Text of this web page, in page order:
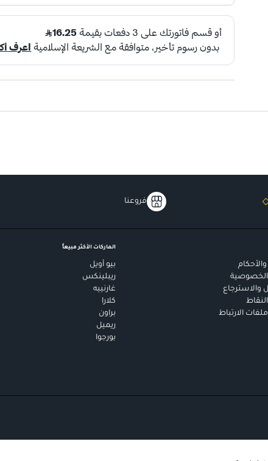
فروعنا
والاسترجاع
الارتباط
الماركات الأكثر مبيعاً
بيو أويل
ريبلينكس
غارنييه
كلارا
براون
ريميل
بورجوا